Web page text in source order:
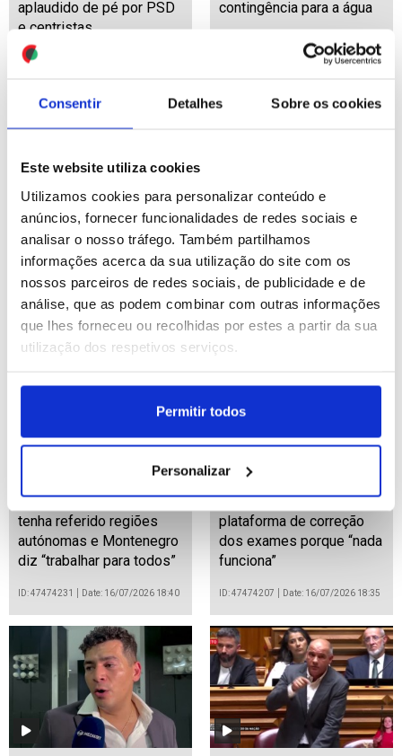
Consentir Detalhes Sobre os cookies
Este website utiliza cookies
Utilizamos cookies para personalizar conteúdo e
anúncios, fornecer funcionalidades de redes sociais e
analisar o nosso tráfego. Também partilhamos
informações acerca da sua utilização do site com os
nossos parceiros de redes sociais, de publicidade e de
análise, que as podem combinar com outras informações
que lhes forneceu ou recolhidas por estes a partir da sua
utilização dos respetivos serviços.
Permitir todos
Personalizar
aplaudido de pé por PSD
e centristas
ID: 47474762
contingência para a água
Date: 16/07/2026 19:04
Bombeiros combatem
incêndio florestal no
nordeste de Espanha
ID: 47474240 Date: 16/07/2026 18:44
Estado da nação: JPP
lamenta que PM não
tenha referido regiões
autónomas e Montenegro
diz “trabalhar para todos”
ID: 47474231 Date: 16/07/2026 18:40
Estado da nação: BE
compara Governo à
plataforma de correção
dos exames porque “nada
funciona”
ID: 47474207 Date: 16/07/2026 18:35